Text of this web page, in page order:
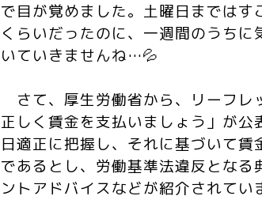
で目が覚めました。土曜日までは
くらいだったのに、一週間のうち
いていきませんね…💦
さて、厚生労働省から、リーフレ
正しく賃金を支払いましょう」が
日適正に把握し、それに基づいて
であるとし、労働基準法違反とな
ントアドバイスなどが紹介されてい